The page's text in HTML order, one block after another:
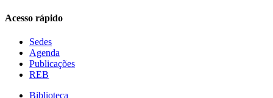
Acesso rápido
Sedes
Agenda
Publicações
REB
Biblioteca